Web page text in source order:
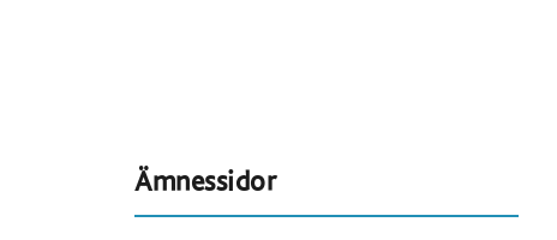
Ämnessidor